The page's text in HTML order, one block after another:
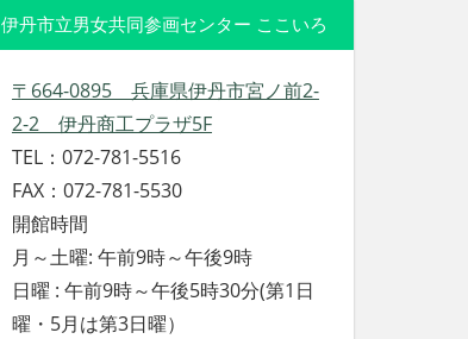
伊丹市立男女共同参画センター ここいろ
〒664-0895 兵庫県伊丹市宮ノ前2-
2-2 伊丹商工プラザ5F
TEL：072-781-5516
FAX：072-781-5530
開館時間
月～土曜: 午前9時～午後9時
日曜 : 午前9時～午後5時30分(第1日
曜・5月は第3日曜）